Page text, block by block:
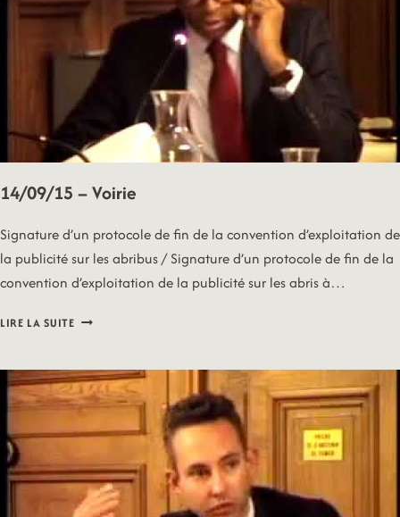
14/09/15 – Voirie
Signature d’un protocole de fin de la convention d’exploitation de
la publicité sur les abribus / Signature d’un protocole de fin de la
convention d’exploitation de la publicité sur les abris à…
LIRE LA SUITE14/09/15